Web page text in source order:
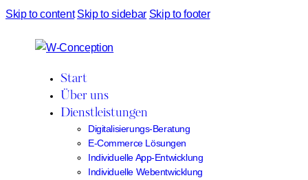
Skip to content Skip to sidebar Skip to footer
Start
Über uns
Dienstleistungen
Digitalisierungs-Beratung
E-Commerce Lösungen
Individuelle App-Entwicklung
Individuelle Webentwicklung